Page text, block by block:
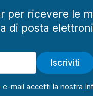
per ricevere le
di posta
Iscriviti
e-mail accetti la nostra